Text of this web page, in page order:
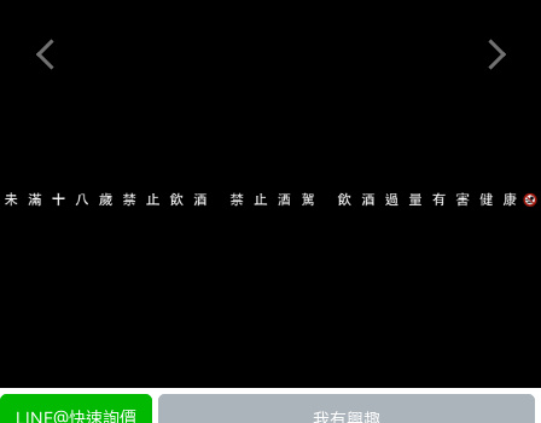
LINE@快速詢價 我有興趣
NT$12500
雲端酒吧 skybar